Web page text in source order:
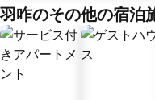
羽咋のその他の宿泊